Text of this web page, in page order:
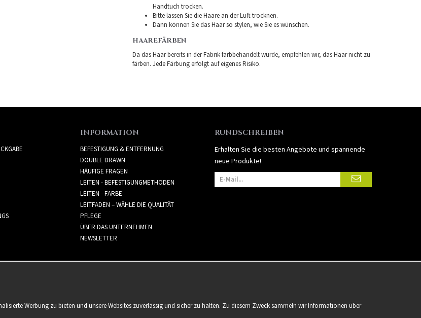
Handtuch trocken.
Bitte lassen Sie die Haare an der Luft trocknen.
Dann können Sie das Haar so stylen, wie Sie es wünschen.
HAAREFÄRBEN
Da das Haar bereits in der Fabrik farbbehandelt wurde, empfehlen wir, das Haar nicht zu
färben. Jede Färbung erfolgt auf eigenes Risiko.
INFORMATION
BEFESTIGUNG & ENTFERNUNG
DOUBLE DRAWN
HÄUFIGE FRAGEN
LEITEN - BEFESTIGUNGMETHODEN
LEITEN - FARBE
LEITFADEN – WÄHLE DIE QUALITÄT
PFLEGE
ÜBER DAS UNTERNEHMEN
NEWSLETTER
RUNDSCHREIBEN
Erhalten Sie die besten Angebote und spannende
neue Produkte!
Werbung zu bieten und unsere Websites zuverlässig und sicher zu halten. Zu diesem Zweck sammeln wir Informationen über